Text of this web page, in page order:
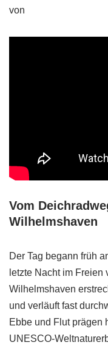
von
Vom
Wilhelmshaven
Der Tag begann früh
letzte Nacht im Freien
Wilhelmshaven
und verläuft fast
Ebbe und Flut prägen
UNESCO-